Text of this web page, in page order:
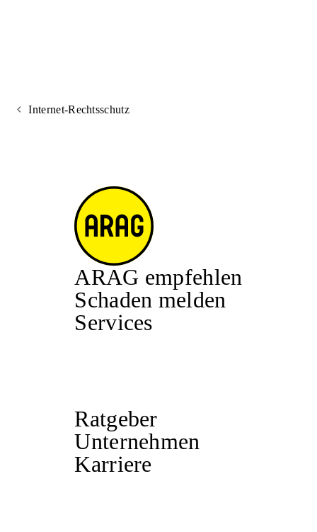
Internet-Rechtsschutz
ARAG empfehlen
Schaden melden
Services
Ratgeber
Unternehmen
Karriere